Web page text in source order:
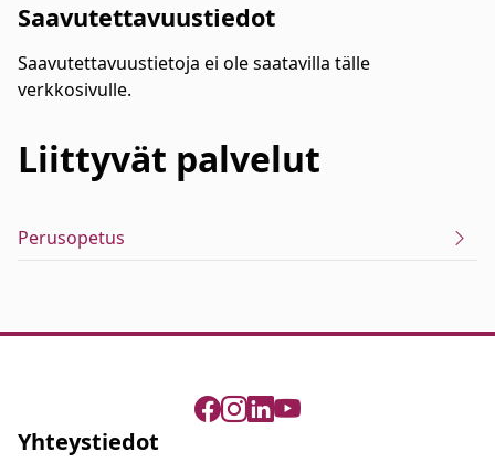
Saavutettavuustiedot
Saavutettavuustietoja ei ole saatavilla tälle
verkkosivulle.
Liittyvät palvelut
Perusopetus
Yhteystiedot